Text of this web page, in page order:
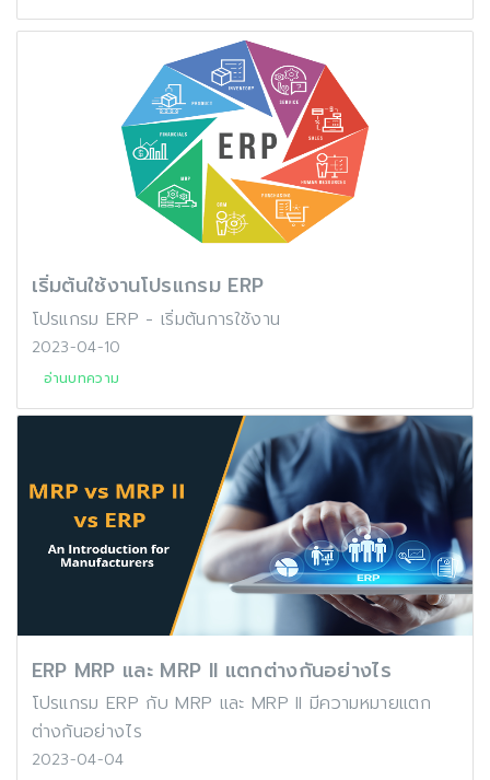
เริ่มต้นใช้งานโปรแกรม ERP
โปรแกรม ERP - เริ่มต้นการใช้งาน
2023-04-10
อ่านบทความ
ERP MRP และ MRP II แตกต่างกันอย่างไร
โปรแกรม ERP กับ MRP และ MRP II มีความหมายแตก
ต่างกันอย่างไร
2023-04-04